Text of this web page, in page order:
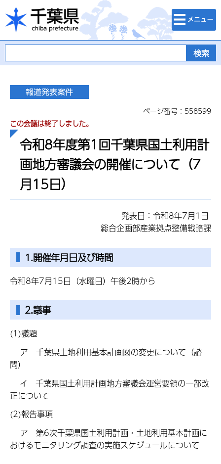
千葉県
検索・メニュ
ー
ページ番号：558599
この会議は終了しました。
令和8年度第1回千葉県国土利用計
画地方審議会の開催について（7
月15日）
発表日：令和8年7月1日
総合企画部産業拠点整備戦略課
1.開催年月日及び時間
令和8年7月15日（水曜日）午後2時から
2.議事
(1)議題
ア 千葉県土地利用基本計画図の変更について（諮
問）
イ 千葉県国土利用計画地方審議会運営要領の一部改
正について
(2)報告事項
ア 第6次千葉県国土利用計画・土地利用基本計画に
おけるモニタリング調査の実施スケジュールについて